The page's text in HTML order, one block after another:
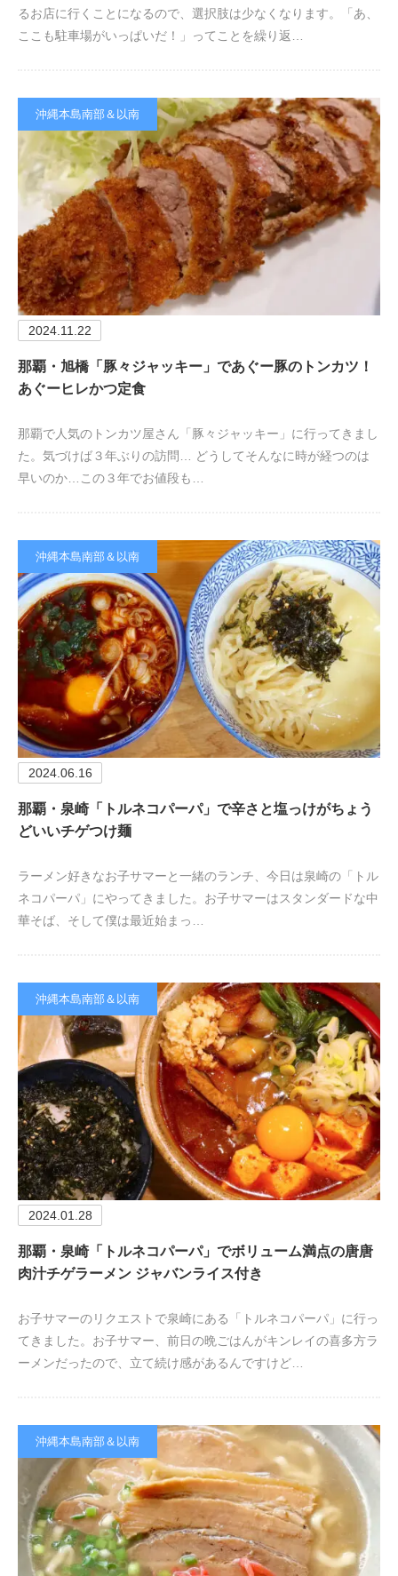
るお店に行くことになるので、選択肢は少なくなります。「あ、
ここも駐車場がいっぱいだ！」ってことを繰り返…
沖縄本島南部＆以南
2024.11.22
那覇・旭橋「豚々ジャッキー」であぐー豚のトンカツ！
あぐーヒレかつ定食
那覇で人気のトンカツ屋さん「豚々ジャッキー」に行ってきまし
た。気づけば３年ぶりの訪問… どうしてそんなに時が経つのは
早いのか…この３年でお値段も…
沖縄本島南部＆以南
2024.06.16
那覇・泉崎「トルネコパーパ」で辛さと塩っけがちょう
どいいチゲつけ麺
ラーメン好きなお子サマーと一緒のランチ、今日は泉崎の「トル
ネコパーパ」にやってきました。お子サマーはスタンダードな中
華そば、そして僕は最近始まっ…
沖縄本島南部＆以南
2024.01.28
那覇・泉崎「トルネコパーパ」でボリューム満点の唐唐
肉汁チゲラーメン ジャバンライス付き
お子サマーのリクエストで泉崎にある「トルネコパーパ」に行っ
てきました。お子サマー、前日の晩ごはんがキンレイの喜多方ラ
ーメンだったので、立て続け感があるんですけど…
沖縄本島南部＆以南